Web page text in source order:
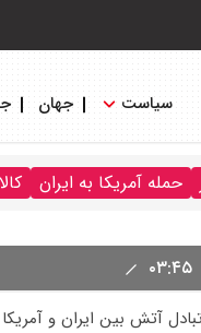
سیاست جهان
حمله آمریکا به ایران
آتش بین ایران و